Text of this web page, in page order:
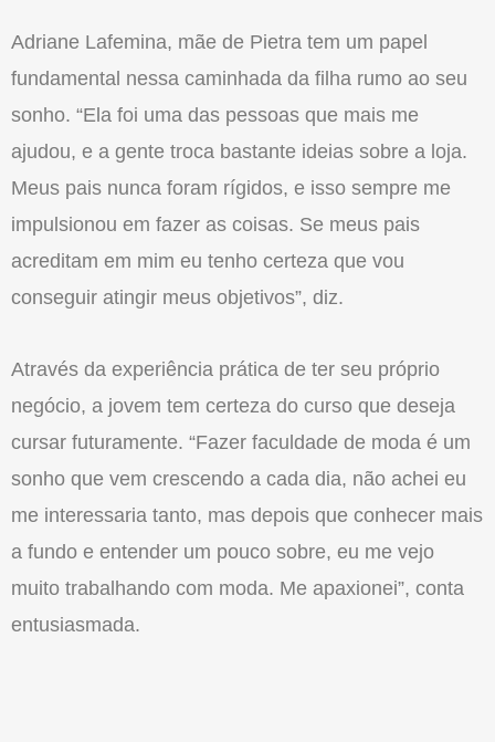
Adriane Lafemina, mãe de Pietra tem um papel
fundamental nessa caminhada da filha rumo ao seu
sonho. “Ela foi uma das pessoas que mais me
ajudou, e a gente troca bastante ideias sobre a loja.
Meus pais nunca foram rígidos, e isso sempre me
impulsionou em fazer as coisas. Se meus pais
acreditam em mim eu tenho certeza que vou
conseguir atingir meus objetivos”, diz.
Através da experiência prática de ter seu próprio
negócio, a jovem tem certeza do curso que deseja
cursar futuramente. “Fazer faculdade de moda é um
sonho que vem crescendo a cada dia, não achei eu
me interessaria tanto, mas depois que conhecer mais
a fundo e entender um pouco sobre, eu me vejo
muito trabalhando com moda. Me apaxionei”, conta
entusiasmada.